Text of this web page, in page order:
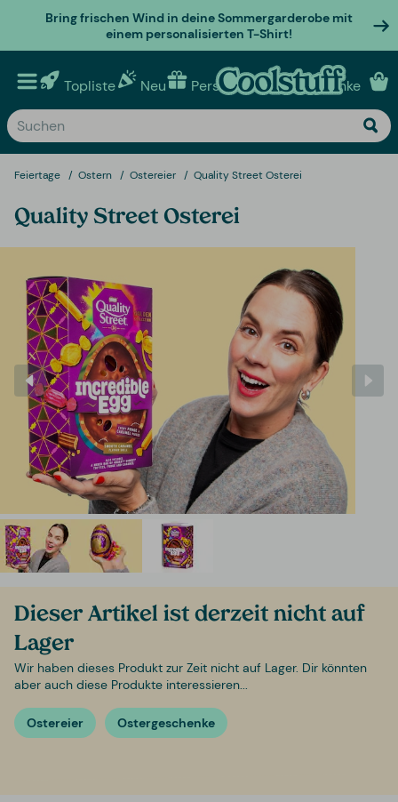
Bring frischen Wind in deine Sommergarderobe mit
einem personalisierten T-Shirt!
Topliste Neu Personalisierte geschenke
Feiertage Ostern Ostereier Quality Street Osterei
Quality Street Osterei
Dieser Artikel ist derzeit nicht auf
Lager
Wir haben dieses Produkt zur Zeit nicht auf Lager. Dir könnten
aber auch diese Produkte interessieren...
Ostereier Ostergeschenke